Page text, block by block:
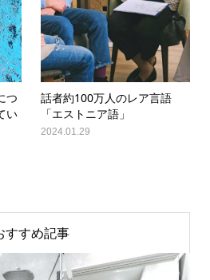
つ
い
話者約100万人のレア言語
「エストニア語」
2024.01.29
すすめ記事